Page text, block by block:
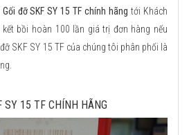
Gối đỡ SKF SY 15 TF chính hãng tới Khách
bồi hoàn 100 lần giá trị đơn hàng nếu
SKF SY 15 TF của chúng tôi phân phối là
SY 15 TF CHÍNH HÃNG